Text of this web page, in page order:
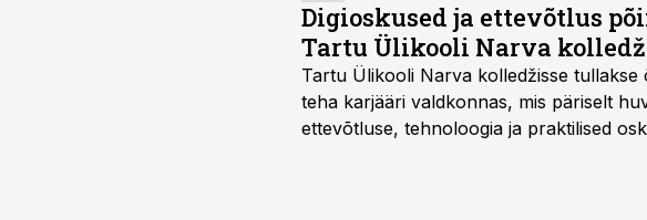
Digioskused ja ettevõtlus
Tartu Ülikooli Narva
Tartu Ülikooli Narva kolledžisse tullakse
teha karjääri valdkonnas, mis päriselt
ettevõtluse, tehnoloogia ja praktilised